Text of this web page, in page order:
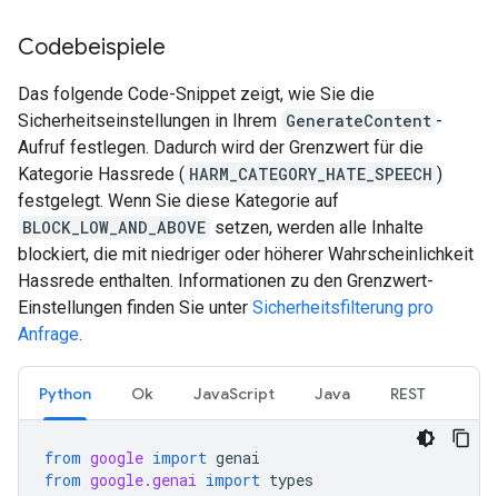
Codebeispiele
Das folgende Code-Snippet zeigt, wie Sie die
Sicherheitseinstellungen in Ihrem GenerateContent -
Aufruf festlegen. Dadurch wird der Grenzwert für die
Kategorie Hassrede ( HARM_CATEGORY_HATE_SPEECH )
festgelegt. Wenn Sie diese Kategorie auf
BLOCK_LOW_AND_ABOVE setzen, werden alle Inhalte
blockiert, die mit niedriger oder höherer Wahrscheinlichkeit
Hassrede enthalten. Informationen zu den Grenzwert-
Einstellungen finden Sie unter Sicherheitsfilterung pro
Anfrage.
Python Ok JavaScript Java REST
from google import genai
from google.genai import types